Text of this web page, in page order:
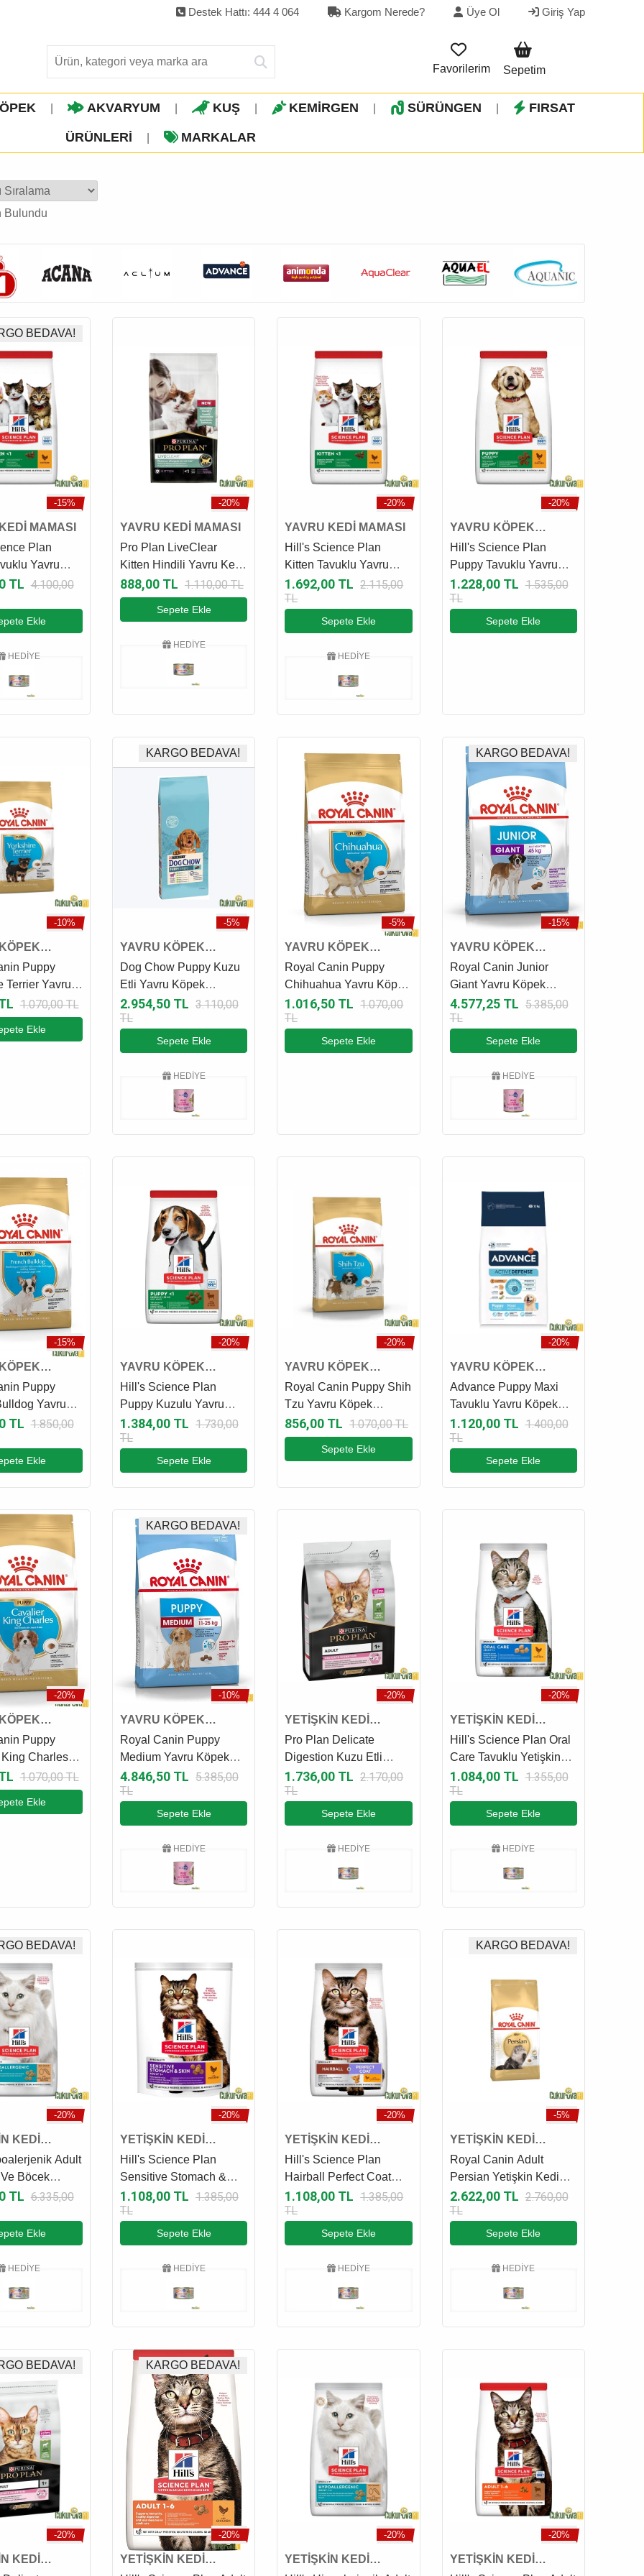
Destek Hattı: 444 4 064 Kargom Nerede? Üye Ol Giriş Yap
Favorilerim Sepetim
AKVARYUM KUŞ KEMİRGEN SÜRÜNGEN FIRSAT
ÜRÜNLERI MARKALAR
Bulundu
-15%
BEDAVA!
MAMASI
Plan
Yavru
7 Kg
TL 4.100,00
Ekle
HEDİYE
-20%
YAVRU KEDİ MAMASI
Pro Plan LiveClear
Kitten Hindili Yavru Kedi
Maması 1.4 Kg
888,00 TL 1.110,00 TL
Sepete Ekle
HEDİYE
-20%
YAVRU KEDİ MAMASI
Hill's Science Plan
Kitten Tavuklu Yavru
Kedi Maması 3 Kg
1.692,00 TL 2.115,00
TL
Sepete Ekle
HEDİYE
-20%
YAVRU KÖPEK
MAMASI
Hill's Science Plan
Puppy Tavuklu Yavru
Köpek Maması 2.5 Kg
1.228,00 TL 1.535,00
TL
Sepete Ekle
-10%
Puppy
Terrier Yavru
1.5 Kg
1.070,00 TL
Ekle
-5%
KARGO BEDAVA!
YAVRU KÖPEK
MAMASI
Dog Chow Puppy Kuzu
Etli Yavru Köpek
Maması 14 Kg
2.954,50 TL 3.110,00
TL
Sepete Ekle
HEDİYE
-5%
YAVRU KÖPEK
MAMASI
Royal Canin Puppy
Chihuahua Yavru Köpek
Maması 1.5 Kg
1.016,50 TL 1.070,00
TL
Sepete Ekle
-15%
KARGO BEDAVA!
YAVRU KÖPEK
MAMASI
Royal Canin Junior
Giant Yavru Köpek
Maması 15 Kg
4.577,25 TL 5.385,00
TL
Sepete Ekle
HEDİYE
-15%
Puppy
Yavru
3 Kg
TL 1.850,00
Ekle
-20%
YAVRU KÖPEK
MAMASI
Hill's Science Plan
Puppy Kuzulu Yavru
Köpek Maması 2.5 Kg
1.384,00 TL 1.730,00
TL
Sepete Ekle
-20%
YAVRU KÖPEK
MAMASI
Royal Canin Puppy Shih
Tzu Yavru Köpek
Maması 1.5 Kg
856,00 TL 1.070,00 TL
Sepete Ekle
-20%
YAVRU KÖPEK
MAMASI
Advance Puppy Maxi
Tavuklu Yavru Köpek
Maması 3 Kg
1.120,00 TL 1.400,00
TL
Sepete Ekle
-20%
Puppy
Charles
Maması 1.5
1.070,00 TL
Ekle
-10%
KARGO BEDAVA!
YAVRU KÖPEK
MAMASI
Royal Canin Puppy
Medium Yavru Köpek
Maması 15 Kg
4.846,50 TL 5.385,00
TL
Sepete Ekle
HEDİYE
-20%
YETİŞKİN KEDİ
MAMASI
Pro Plan Delicate
Digestion Kuzu Etli
Yetişkin Kedi Maması 3
Kg
1.736,00 TL 2.170,00
TL
Sepete Ekle
HEDİYE
-20%
YETİŞKİN KEDİ
MAMASI
Hill's Science Plan Oral
Care Tavuklu Yetişkin
Kedi Maması 1.5 Kg
1.084,00 TL 1.355,00
TL
Sepete Ekle
HEDİYE
-20%
BEDAVA!
KEDİ
Adult
Böcek
Kedi̇
Kg
TL 6.335,00
Ekle
HEDİYE
-20%
YETİŞKİN KEDİ
MAMASI
Hill's Science Plan
Sensitive Stomach &
Skin Adult Tavuklu
Yetişkin Kedi Maması
1.108,00 TL 1.385,00
TL
Sepete Ekle
HEDİYE
-20%
YETİŞKİN KEDİ
MAMASI
Hill's Science Plan
Hairball Perfect Coat
Tavuklu Yetişki̇n Kedi
Maması 1.5 Kg
1.108,00 TL 1.385,00
TL
Sepete Ekle
HEDİYE
-5%
KARGO BEDAVA!
YETİŞKİN KEDİ
MAMASI
Royal Canin Adult
Persian Yetişkin Kedi
Maması 4 Kg
2.622,00 TL 2.760,00
TL
Sepete Ekle
HEDİYE
-20%
BEDAVA!
KEDİ
-20%
KARGO BEDAVA!
YETİŞKİN KEDİ
-20%
YETİŞKİN KEDİ
-20%
YETİŞKİN KEDİ